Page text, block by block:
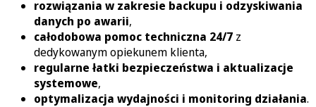
rozwiązania w zakresie backupu i odzyskiwania
danych po awarii,
całodobowa pomoc techniczna 24/7 z
dedykowanym opiekunem klienta,
regularne łatki bezpieczeństwa i aktualizacje
systemowe,
optymalizacja wydajności i monitoring działania.